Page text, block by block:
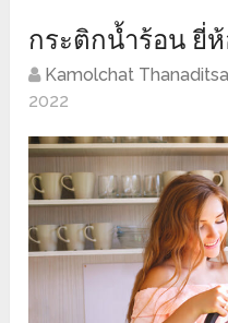
กระติกน้ำร้อน ยี่
Kamolchat
2022